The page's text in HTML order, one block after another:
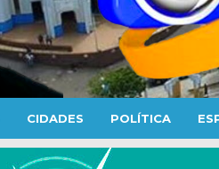
CIDADES POLÍTICA